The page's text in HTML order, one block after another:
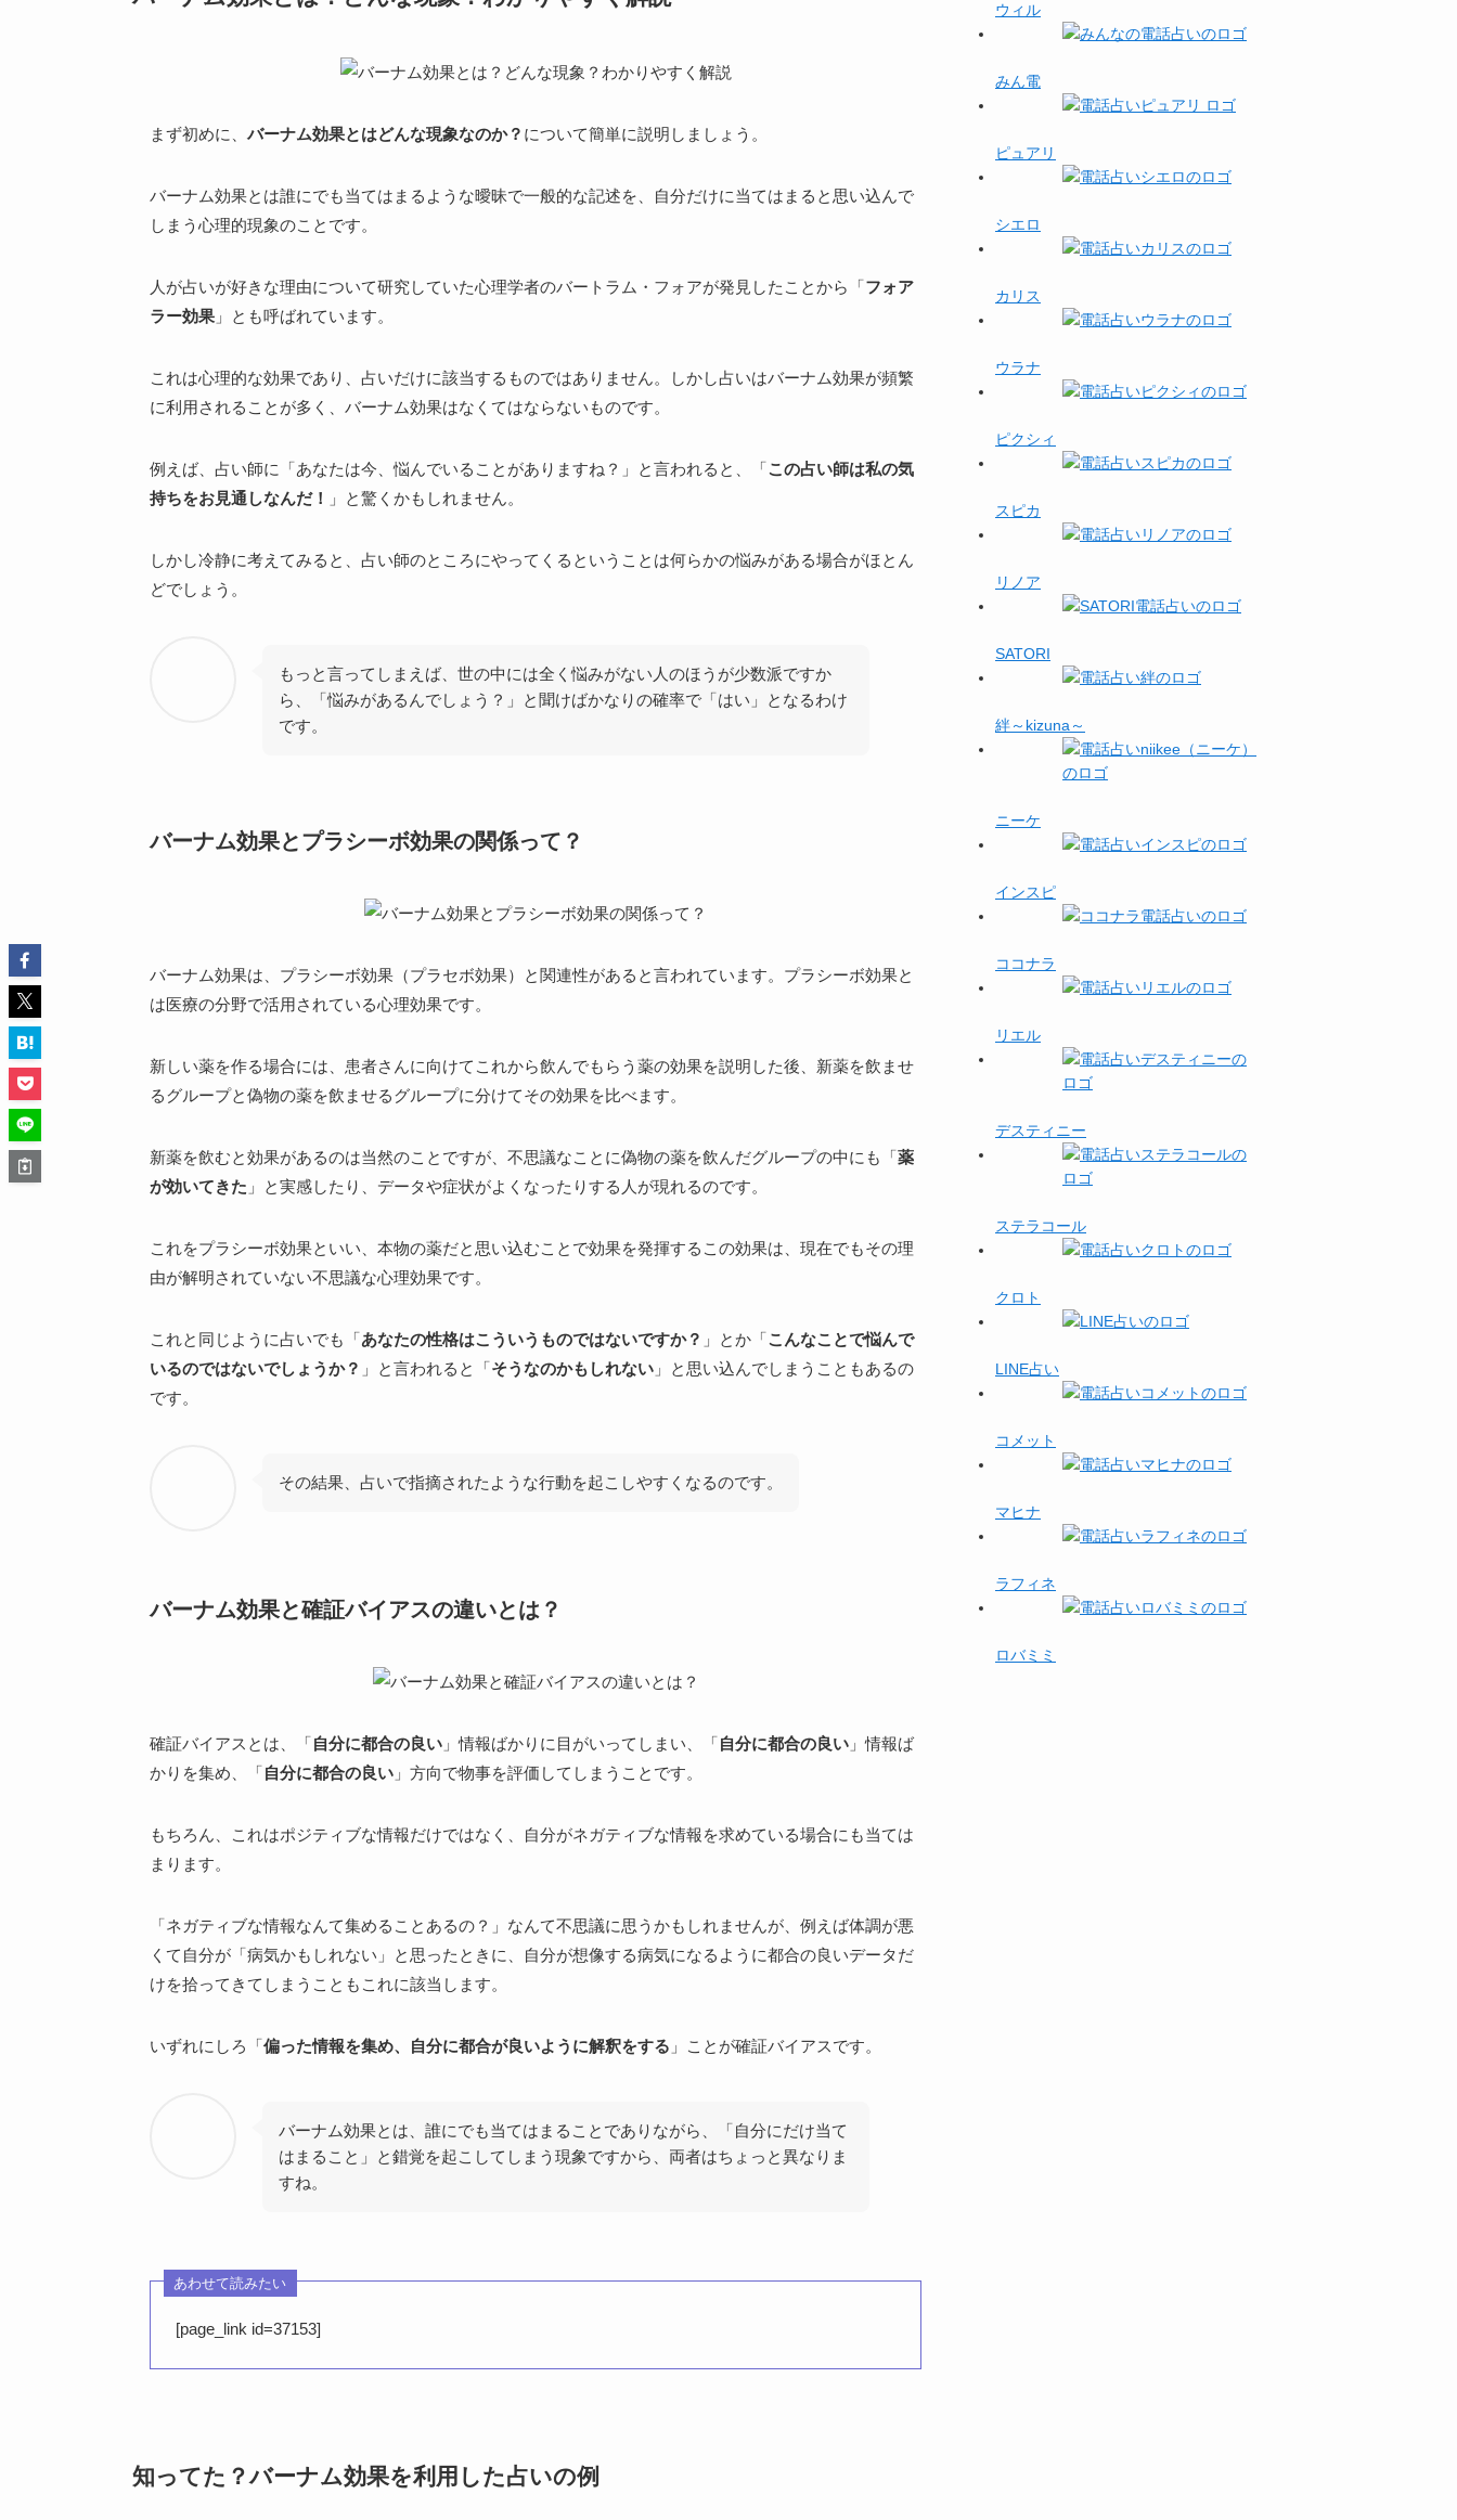
まず初めに、 バーナム効果とはどんな現象なのか？ について簡単に説明しましょう。
バーナム効果とは誰にでも当てはまるような曖昧で一般的な記述を、自分だけに当てはまると思い込んで
しまう心理的現象のことです。
人が占いが好きな理由について研究していた心理学者のバートラム・フォアが発見したことから「フォア
ラー効果 」とも呼ばれています。
これは心理的な効果であり、占いだけに該当するものではありません。しかし占いはバーナム効果が頻繁
に利用されることが多く、バーナム効果はなくてはならないものです。
例えば、占い師に「あなたは今、悩んでいることがありますね？ 」と言われると、「この占い師は私の気
持ちをお見通しなんだ！
」と驚くかもしれません。
しかし冷静に考えてみると、占い師のところにやってくるということは何らかの悩みがある場合がほとん
どでしょう。
もっと言ってしまえば、世の中には全く悩みがない人のほうが少数派ですか
ら、「悩みがあるんでしょう？」と聞けばかなりの確率で「はい」となるわけ
です。
バーナム効果とプラシーボ効果の関係って？
バーナム効果は、 プラシーボ効果（プラセボ効果）
と関連性があると言われています。プラシーボ効果と
は医療の分野で活用されている心理効果です。
新しい薬を作る場合には、患者さんに向けてこれから飲んでもらう薬の効果を説明した後、新薬を飲ませ
るグループと偽物の薬を飲ませるグループに分けてその効果を比べます。
新薬を飲むと効果があるのは当然のことですが、不思議なことに偽物の薬を飲んだグループの中にも「薬
が効いてきた 」と実感したり、データや症状がよくなったりする人が現れるのです。
これをプラシーボ効果といい、本物の薬だと思い込むことで効果を発揮するこの効果は、現在でもその理
由が解明されていない不思議な心理効果です。
これと同じように占いでも「あなたの性格はこういうものではないですか？ 」とか「こんなことで悩んで
いるのではないでしょうか？ 」と言われると「そうなのかもしれない 」と思い込んでしまうこともあるの
です。
その結果、占いで指摘されたような行動を起こしやすくなるのです。
バーナム効果と確証バイアスの違いとは？
確証バイアスとは、「自分に都合の良い 」情報ばかりに目がいってしまい、「自分に都合の良い 」情報ば
かりを集め、「自分に都合の良い 」方向で物事を評価してしまうことです。
もちろん、これはポジティブな情報だけではなく、自分がネガティブな情報を求めている場合にも当ては
まります。
「ネガティブな情報なんて集めることあるの？」なんて不思議に思うかもしれませんが、例えば体調が悪
くて自分が「病気かもしれない 」と思ったときに、自分が想像する病気になるように都合の良いデータだ
けを拾ってきてしまうこともこれに該当します。
いずれにしろ「偏った情報を集め、自分に都合が良いように解釈をする 」ことが確証バイアスです。
バーナム効果とは、誰にでも当てはまることでありながら、「自分にだけ当て
はまること」と錯覚を起こしてしまう現象ですから、両者はちょっと異なりま
すね。
あわせて読みたい
[page_link id=37153]
知ってた？バーナム効果を利用した占いの例
ウィル
みん電
ピュアリ
シエロ
カリス
ウラナ
ピクシィ
スピカ
リノア
SATORI
絆～kizuna～
ニーケ
インスピ
ココナラ
リエル
デスティニー
ステラコール
クロト
LINE占い
コメット
マヒナ
ラフィネ
ロバミミ